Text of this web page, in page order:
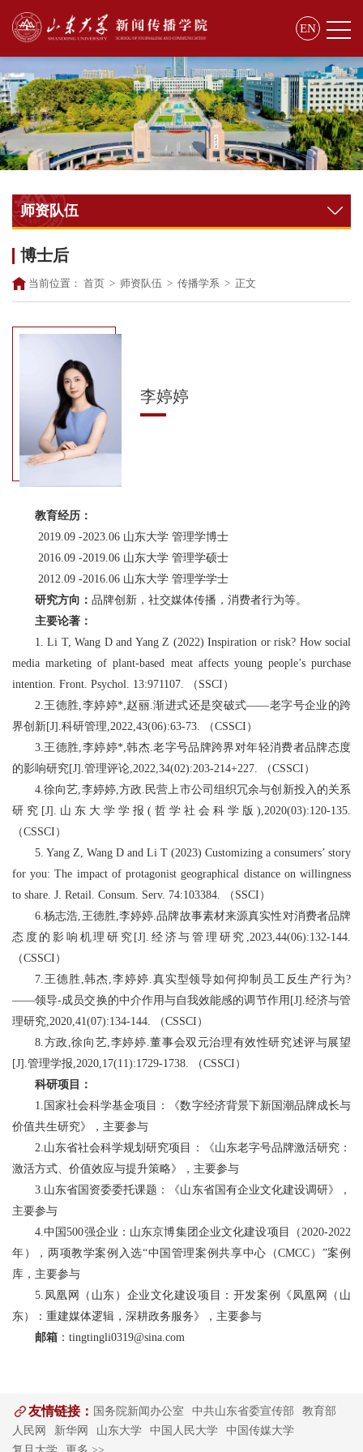
EN
师资队伍
博士后
当前位置： 首页 > 师资队伍 > 传播学系 > 正文
李婷婷
教育经历：
2019.09 -2023.06 山东大学 管理学博士
2016.09 -2019.06 山东大学 管理学硕士
2012.09 -2016.06 山东大学 管理学学士
研究方向： 品牌创新，社交媒体传播，消费者行为等。
主要论著：
1. Li T, Wang D and Yang Z (2022) Inspiration or risk? How social
media marketing of plant-based meat affects young people’s purchase
intention. Front. Psychol. 13:971107. （ SSCI ）
2.王德胜,李婷婷*,赵丽.渐进式还是突破式——老字号企业的跨
界创新[J].科研管理,2022,43(06):63-73. （CSSCI ）
3.王德胜,李婷婷*,韩杰.老字号品牌跨界对年轻消费者品牌态度
的影响研究[J].管理评论,2022,34(02):203-214+227. （CSSCI ）
4.徐向艺,李婷婷,方政. 民营上市公司组织冗余与创新投入的关系
研究 [J]. 山东大学学报 ( 哲学社会科学版 ),2020(03):120-135.
（CSSCI ）
5. Yang Z, Wang D and Li T (2023) Customizing a consumers’ story
for you: The impact of protagonist geographical distance on willingness
to share. J. Retail. Consum. Serv. 74:103384. （ SSCI ）
6.杨志浩,王德胜,李婷婷.品牌故事素材来源真实性对消费者品牌
态度的影响机理研究 [J]. 经济与管理研究 ,2023,44(06):132-144.
（CSSCI ）
7.王德胜,韩杰,李婷婷.真实型领导如何抑制员工反生产行为?
——领导-成员交换的中介作用与自我效能感的调节作用 [J].经济与管
理研究,2020,41(07):134-144. （CSSCI ）
8.方政 ,徐向艺,李婷婷.董事会双元治理有效性研究述评与展望
[J].管理学报,2020,17(11):1729-1738. （CSSCI ）
科研项目：
1. 国家社会科学基金项目：《数字经济背景下新国潮品牌成长与
价值共生研究》，主要参与
2.山东省社会科学规划研究项目：《山东老字号品牌激活研究：
激活方式、价值效应与提升策略》，主要参与
3.山东省国资委委托课题：《山东省国有企业文化建设调研》，
主要参与
4.中国500强企业：山东京博集团企业文化建设项目（2020-2022
年），两项教学案例入选“中国管理案例共享中心（CMCC ）”案例
库，主要参与
5. 凤凰网（山东）企业文化建设项目：开发案例《凤凰网（山
东）：重建媒体逻辑，深耕政务服务》，主要参与
邮箱 ： tingtingli0319@sina.com
友情链接： 国务院新闻办公室 中共山东省委宣传部
教育部
人民网
新华网 山东大学 中国人民大学
中国传媒大学